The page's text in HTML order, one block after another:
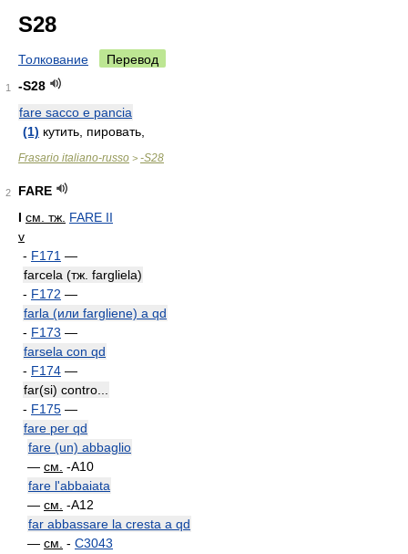
S28
Толкование Перевод
1
-S28
fare sacco e pancia
(1) кутить, пировать,
Frasario italiano-russo > -S28
2
FARE
I см. тж. FARE II
v
- F171 —
farcela (тж. fargliela)
- F172 —
farla (или fargliene) a qd
- F173 —
farsela con qd
- F174 —
far(si) contro...
- F175 —
fare per qd
fare (un) abbaglio
— см. -A10
fare l'abbaiata
— см. -A12
far abbassare la cresta a qd
— см. - C3043